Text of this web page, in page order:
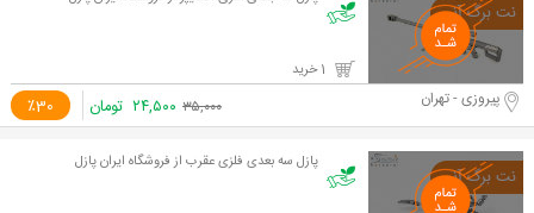
٪30 پیروزی - تهران ۳۵,۰۰۰ ۲۴,۵۰۰ تومان
پازل سه بعدی فلزی عقرب از فروشگاه ایران پازل